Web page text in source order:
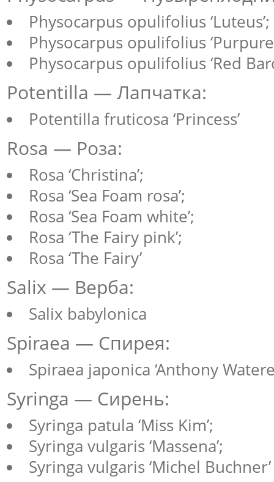
Physocarpus opulifolius ‘Luteus’;
Physocarpus opulifolius
Physocarpus opulifolius ‘Red
Potentilla — Лапчатка:
Potentilla fruticosa ‘Princess’
Rosa — Роза:
Rosa ‘Christina’;
Rosa ‘Sea Foam rosa’;
Rosa ‘Sea Foam white’;
Rosa ‘The Fairy pink’;
Rosa ‘The Fairy’
Salix — Верба:
Salix babylonica
Spiraea — Спирея:
Spiraea japonica ‘Anthony
Syringa — Сирень:
Syringa patula ‘Miss Kim’;
Syringa vulgaris ‘Massena’;
Syringa vulgaris ‘Michel Buchner’